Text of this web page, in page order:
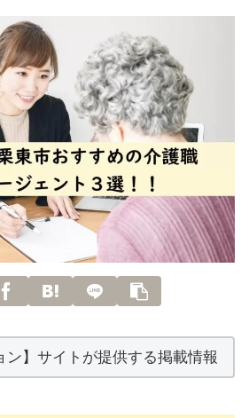
ン】サイトが提供する掲載情報